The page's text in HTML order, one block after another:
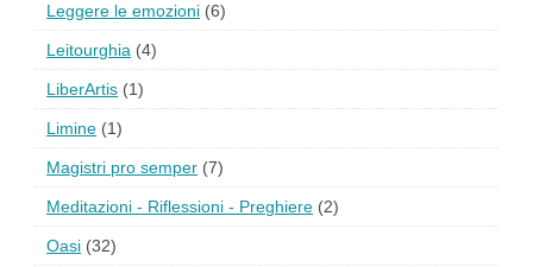
Leggere le emozioni (6)
Leitourghia (4)
LiberArtis (1)
Limine (1)
Magistri pro semper (7)
Meditazioni - Riflessioni - Preghiere (2)
Oasi (32)